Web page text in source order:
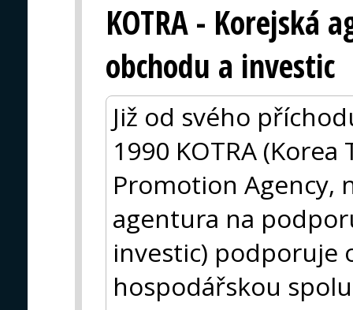
KOTRA - Korejská
obchodu a investic
Již od svého
1990 KOTRA
Promotion Agency,
agentura na
investic) podporuje
hospodářskou